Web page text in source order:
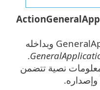
GeneralApplicationInformation وبداخله
.
نصية تتضمن
وإصداره.